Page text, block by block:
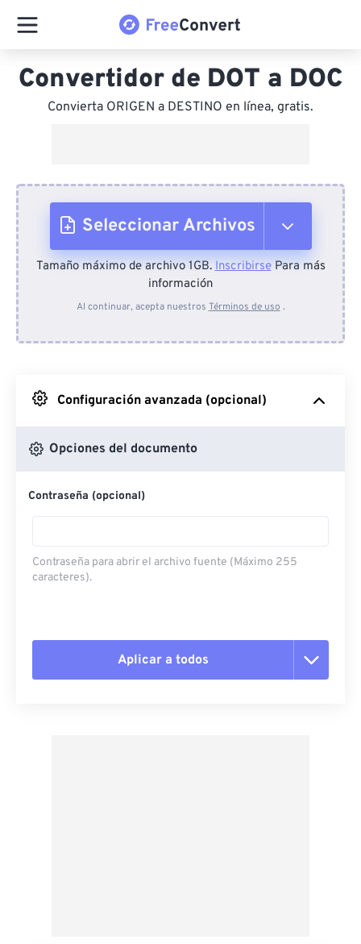
Convertidor de DOT a DOC
Convierta ORIGEN a DESTINO en línea, gratis.
Seleccionar Archivos
Desde el dispositivo
Desde Google Drive
Desde OneDrive
Desde URL
Tamaño máximo de archivo 1GB.InscribirsePara más
información
Al continuar, acepta nuestros Términos de uso .
Configuración avanzada (opcional)
Opciones del documento
Contraseña (opcional)
Contraseña para abrir el archivo fuente (Máximo 255
caracteres).
Aplicar a todos